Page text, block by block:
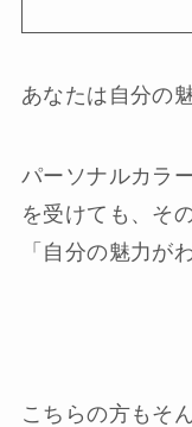
あなたは自分の
パーソナルカラ
を受けても、そ
「自分の魅力が
こちらの方もそ